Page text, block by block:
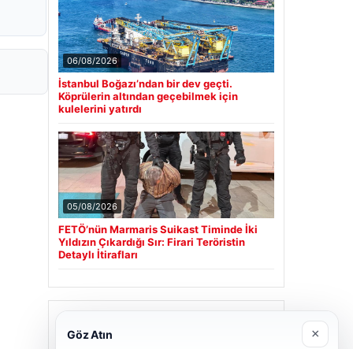
06/08/2026
İstanbul Boğazı’ndan bir dev geçti.
Köprülerin altından geçebilmek için
kulelerini yatırdı
05/08/2026
FETÖ’nün Marmaris Suikast Timinde İki
Yıldızın Çıkardığı Sır: Firari Teröristin
Detaylı İtirafları
Göz Atın ×